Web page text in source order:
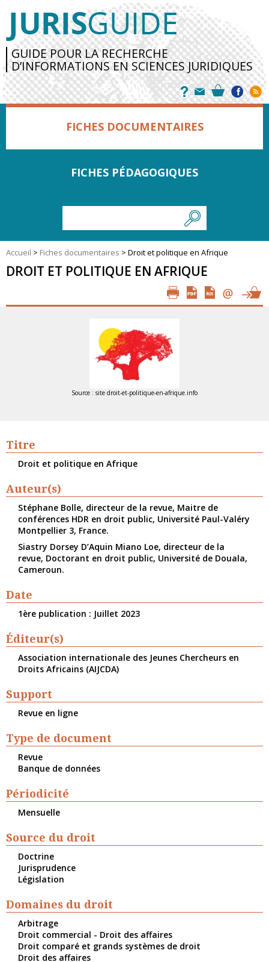
GUIDE POUR LA RECHERCHE
D’INFORMATIONS EN SCIENCES JURIDIQUES
FICHES DOCUMENTAIRES
FICHES PÉDAGOGIQUES
Accueil > Fiches documentaires > Droit et politique en Afrique
DROIT ET POLITIQUE EN AFRIQUE
Source : site droit-et-politique-en-afrique.info
Titre
Droit et politique en Afrique
Auteur(s)
Stéphane Bolle, directeur de la revue, Maitre de
conférences HDR en droit public, Université Paul-Valéry
Montpellier 3, France.
Siastry Dorsey D’Aquin Miano Loe, directeur de la
revue, Doctorant en droit public, Université de Douala,
Cameroun.
Date
1ère publication : Juillet 2023
Éditeur(s)
Association internationale des Jeunes Chercheurs en
Droits Africains (AIJCDA)
Support
Revue en ligne
Type de document
Revue
Banque de données
Périodicité
Mensuelle
Source du droit
Doctrine
Jurisprudence
Législation
Domaines du droit
Arbitrage
Droit commercial - Droit des affaires
Droit comparé et grands systèmes de droit
Droit des affaires